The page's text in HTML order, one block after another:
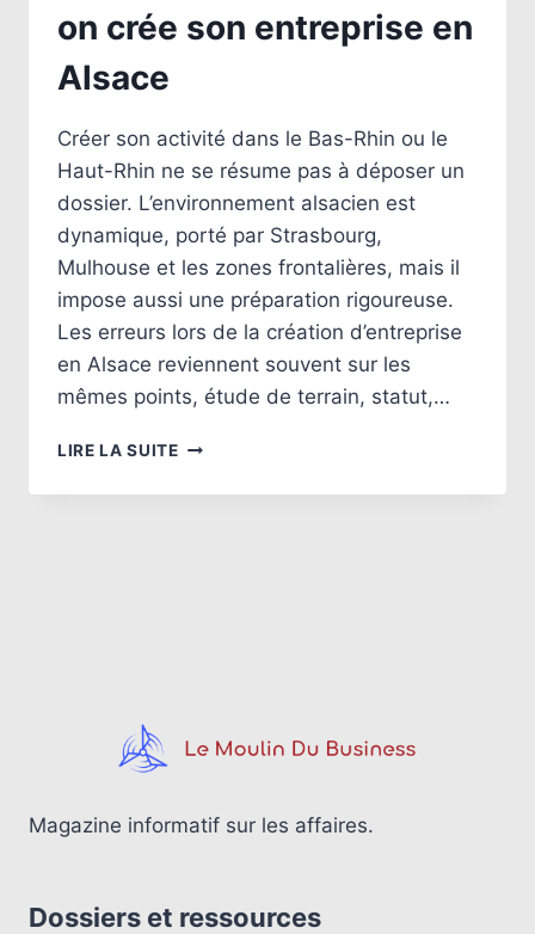
on crée son entreprise en
Alsace
Créer son activité dans le Bas-Rhin ou le
Haut-Rhin ne se résume pas à déposer un
dossier. L’environnement alsacien est
dynamique, porté par Strasbourg,
Mulhouse et les zones frontalières, mais il
impose aussi une préparation rigoureuse.
Les erreurs lors de la création d’entreprise
en Alsace reviennent souvent sur les
mêmes points, étude de terrain, statut,…
LIRE LA SUITE5
À
Magazine informatif sur les affaires.
Dossiers et ressources